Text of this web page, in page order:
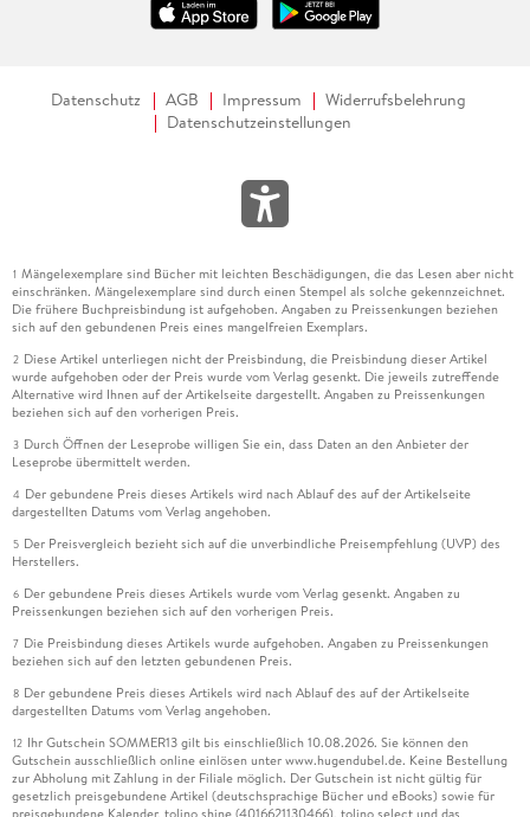
Datenschutz AGB Impressum
Widerrufsbelehrung
Datenschutzeinstellungen
1 Mängelexemplare sind Bücher mit leichten Beschädigungen, die das Lesen aber nicht
einschränken. Mängelexemplare sind durch einen Stempel als solche gekennzeichnet.
Die frühere Buchpreisbindung ist aufgehoben. Angaben zu Preissenkungen beziehen
sich auf den gebundenen Preis eines mangelfreien Exemplars.
2 Diese Artikel unterliegen nicht der Preisbindung, die Preisbindung dieser Artikel
wurde aufgehoben oder der Preis wurde vom Verlag gesenkt. Die jeweils zutreffende
Alternative wird Ihnen auf der Artikelseite dargestellt. Angaben zu Preissenkungen
beziehen sich auf den vorherigen Preis.
3 Durch Öffnen der Leseprobe willigen Sie ein, dass Daten an den Anbieter der
Leseprobe übermittelt werden.
4 Der gebundene Preis dieses Artikels wird nach Ablauf des auf der Artikelseite
dargestellten Datums vom Verlag angehoben.
5 Der Preisvergleich bezieht sich auf die unverbindliche Preisempfehlung (UVP) des
Herstellers.
6 Der gebundene Preis dieses Artikels wurde vom Verlag gesenkt. Angaben zu
Preissenkungen beziehen sich auf den vorherigen Preis.
7 Die Preisbindung dieses Artikels wurde aufgehoben. Angaben zu Preissenkungen
beziehen sich auf den letzten gebundenen Preis.
8 Der gebundene Preis dieses Artikels wird nach Ablauf des auf der Artikelseite
dargestellten Datums vom Verlag angehoben.
12 Ihr Gutschein SOMMER13 gilt bis einschließlich 10.08.2026. Sie können den
Gutschein ausschließlich online einlösen unter www.hugendubel.de. Keine Bestellung
zur Abholung mit Zahlung in der Filiale möglich. Der Gutschein ist nicht gültig für
gesetzlich preisgebundene Artikel (deutschsprachige Bücher und eBooks) sowie für
preisgebundene Kalender, tolino shine (4016621130466), tolino select und das